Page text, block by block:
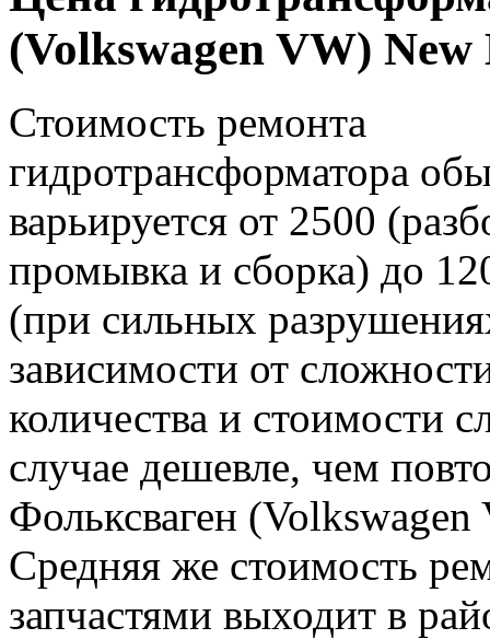
(Volkswagen VW) New
Стоимость ремонта
гидротрансформатора
варьируется от 2500
промывка и сборка) до
(при сильных
зависимости от
количества и стоимости
случае дешевле, чем
Фольксваген
Средняя же стоимость
запчастями выходит в